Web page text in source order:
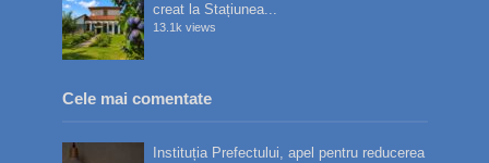
creat la Stațiunea...
13.1k views
Cele mai comentate
Instituția Prefectului, apel pentru reducerea